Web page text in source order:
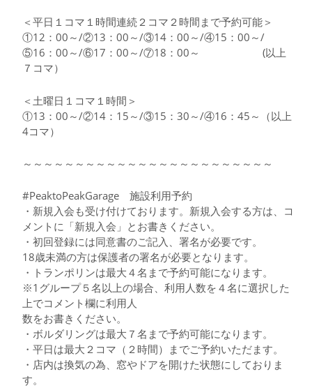
＜平日１コマ１時間連続２コマ２時間まで予約可能＞
①12：00～/②13：00～/③14：00～/④15：00～/
⑤16：00～/⑥17：00～/⑦18：00～ (以上
７コマ）
＜土曜日１コマ１時間＞
①13：00～/②14：15～/③15：30～/④16：45～（以上
4コマ）
～～～～～～～～～～～～～～～～～～～～～～～～
#PeaktoPeakGarage 施設利用予約
・新規入会も受け付けております。新規入会する方は、コ
メントに「新規入会」とお書きください。
・初回登録には同意書のご記入、署名が必要です。
18歳未満の方は保護者の署名が必要となります。
・トランポリンは最大４名まで予約可能になります。
※1グループ５名以上の場合、利用人数を４名に選択した
上でコメント欄に利用人
数をお書きください。
・ボルダリングは最大７名まで予約可能になります。
・平日は最大２コマ（２時間）までご予約いただます。
・店内は換気の為、窓やドアを開けた状態にしておりま
す。